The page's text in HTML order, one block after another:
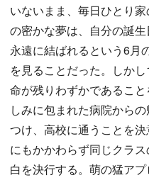
いないまま、毎日ひとり
の密かな夢は、自分の誕
永遠に結ばれるという6月
を見ることだった。しか
命が残りわずかであるこ
しみに包まれた病院から
つけ、高校に通うことを
にもかかわらず同じクラ
白を決行する。萌の猛ア